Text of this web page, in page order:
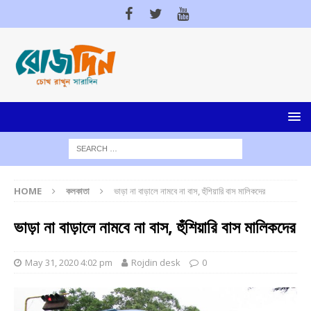
HOME কলকাতা ভাড়া না বাড়ালে নামবে না বাস, হুঁশিয়ারি বাস মালিকদের
ভাড়া না বাড়ালে নামবে না বাস, হুঁশিয়ারি বাস মালিকদের
May 31, 2020 4:02 pm Rojdin desk 0